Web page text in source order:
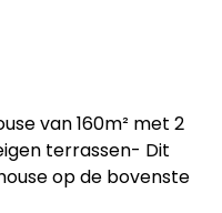
van 160m² met 2
terrassen- Dit
op de bovenste